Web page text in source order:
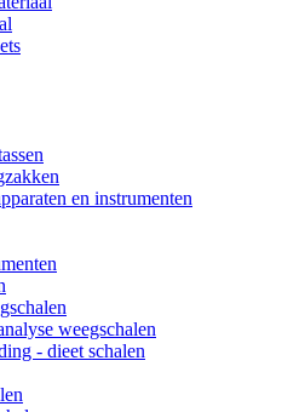
en instrumenten
weegschalen
- dieet schalen